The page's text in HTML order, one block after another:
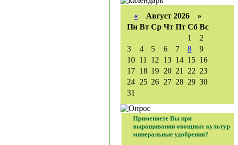
« Август 2026 »
Пн Вт Ср Чт Пт Сб Вс
1
2
3
4 5 6 7 8
9
10 11 12 13 14 15 16
17 18 19 20 21 22 23
24 25 26 27 28 29 30
31
Применяете Вы при
выращивании овощных культур
минеральные удобрения?